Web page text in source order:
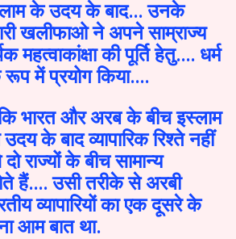
के उदय के बाद... उनके
खलीफाओ ने अपने साम्राज्य
महत्वाकांक्षा की पूर्ति हेतु.... धर्म
में प्रयोग किया....
भारत और अरब के बीच इस्लाम
के बाद व्यापारिक रिश्ते नहीं
राज्यों के बीच सामान्य
हैं.... उसी तरीके से अरबी
व्यापारियों का एक दूसरे के
आम बात था.